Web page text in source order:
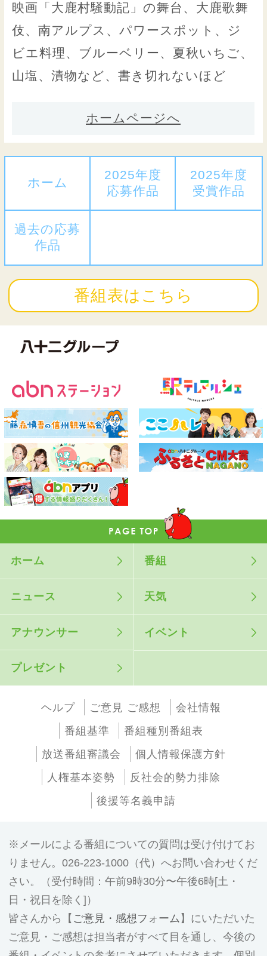
映画「大鹿村騒動記」の舞台、大鹿歌舞
伎、南アルプス、パワースポット、ジ
ビエ料理、ブルーベリー、夏秋いちご、
山塩、漬物など、書き切れないほど
ホームページへ
ホーム
2025年度
応募作品
2025年度
受賞作品
過去の応募
作品
番組表はこちら
ホーム 番組
ニュース 天気
アナウンサー イベント
プレゼント
ヘルプ ご意見 ご感想
会社情報
番組基準
番組種別番組表
放送番組審議会
個人情報保護方針
人権基本姿勢
反社会的勢力排除
後援等名義申請
メールによる番組についての質問は受け付けてお
りません。026-223-1000（代）へお問い合わせくだ
さい。（受付時間：午前9時30分〜午後6時[土・
日・祝日を除く]）
皆さんから【 ご意見・感想フォーム 】にいただいた
ご意見・ご感想は担当者がすべて目を通し、今後の